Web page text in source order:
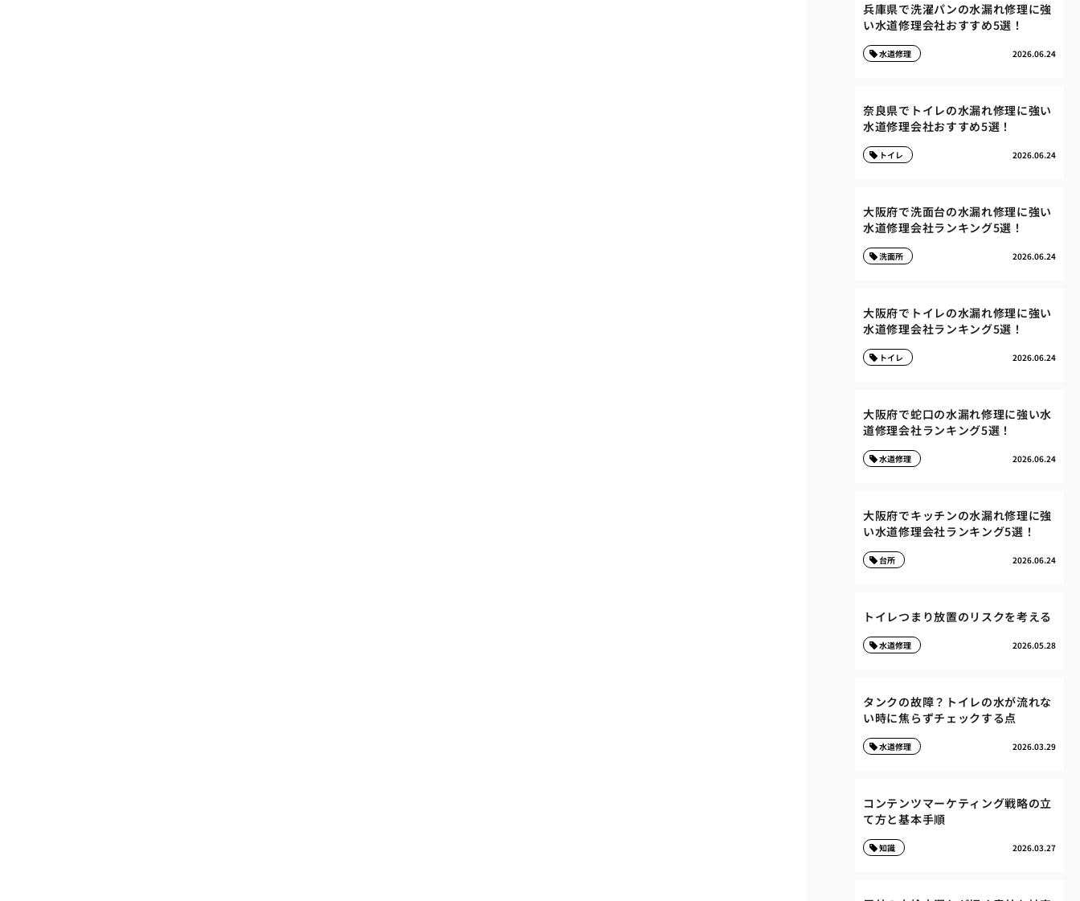
兵庫県で洗濯パンの水漏れ修理に強
い水道修理会社おすすめ5選！
2026.06.24
水道修理
奈良県でトイレの水漏れ修理に強い
水道修理会社おすすめ5選！
2026.06.24
トイレ
大阪府で洗面台の水漏れ修理に強い
水道修理会社ランキング5選！
2026.06.24
洗面所
大阪府でトイレの水漏れ修理に強い
水道修理会社ランキング5選！
2026.06.24
トイレ
大阪府で蛇口の水漏れ修理に強い水
道修理会社ランキング5選！
2026.06.24
水道修理
大阪府でキッチンの水漏れ修理に強
い水道修理会社ランキング5選！
2026.06.24
台所
トイレつまり放置のリスクを考える
2026.05.28
水道修理
タンクの故障？トイレの水が流れな
い時に焦らずチェックする点
2026.03.29
水道修理
コンテンツマーケティング戦略の立
て方と基本手順
2026.03.27
知識